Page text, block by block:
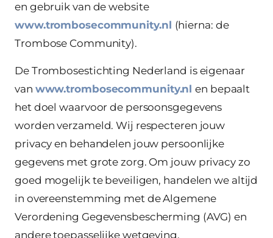
en gebruik van de website
www.trombosecommunity.nl (hierna: de
Trombose Community).
De Trombosestichting Nederland is eigenaar
van www.trombosecommunity.nl en bepaalt
het doel waarvoor de persoonsgegevens
worden verzameld. Wij respecteren jouw
privacy en behandelen jouw persoonlijke
gegevens met grote zorg. Om jouw privacy zo
goed mogelijk te beveiligen, handelen we altijd
in overeenstemming met de Algemene
Verordening Gegevensbescherming (AVG) en
andere toepasselijke wetgeving.